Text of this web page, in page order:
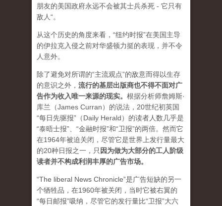
朋友的美国政府永远不会被其士兵杀死 - 它只有
敌人“。
从这个历史的角度来看，“纽约时报”在美国主导
的伊拉克入侵之前对华盛顿力挺的表现，并不令
人意外。
除了避免对所谓的“主流观点”的敌意而得以生存
的意识之外， 流行的基层出版商也不得不面对广
告作为收入唯一来源的现实。 根据分析师詹姆斯·
库兰（James Curran）的说法，20世纪初英国
“每日先驱报”（Daily Herald）的读者人数几乎是
“泰晤士报”、“金融时报”和“卫报”的两倍。然而它
在1964年被迫关闭，尽管它是世界上发行量最大
的20种日报之一， 只 因为做为大部分的工人阶级
读者并不构成利润丰厚的广告市场。
“The liberal News Chronicle”是广告短缺的另一
个牺牲品，在1960年被关闭，当时它被右翼的
“每日邮报”吸纳，尽管它的发行量比“卫报”大六